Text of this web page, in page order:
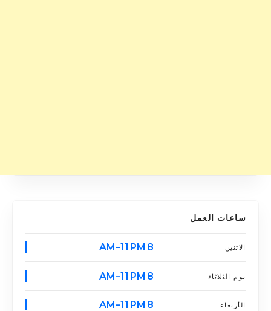
ساعات العمل
الاثنين 8 AM–11 PM
يوم الثلاثاء 8 AM–11 PM
الأربعاء 8 AM–11 PM